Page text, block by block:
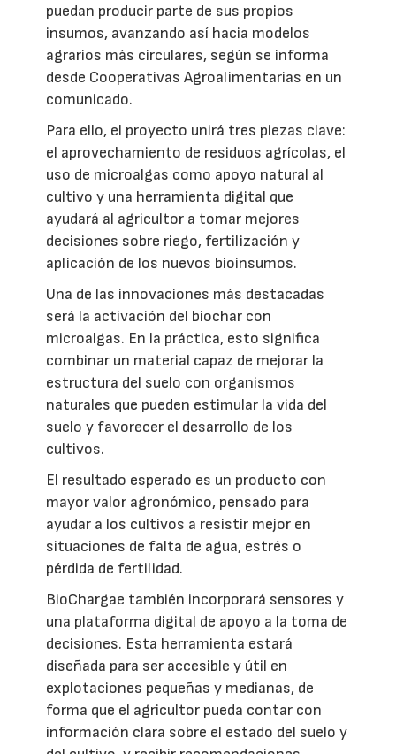
puedan producir parte de sus propios
insumos, avanzando así hacia modelos
agrarios más circulares, según se informa
desde Cooperativas Agroalimentarias en un
comunicado.
Para ello, el proyecto unirá tres piezas clave:
el aprovechamiento de residuos agrícolas, el
uso de microalgas como apoyo natural al
cultivo y una herramienta digital que
ayudará al agricultor a tomar mejores
decisiones sobre riego, fertilización y
aplicación de los nuevos bioinsumos.
Una de las innovaciones más destacadas
será la activación del biochar con
microalgas. En la práctica, esto significa
combinar un material capaz de mejorar la
estructura del suelo con organismos
naturales que pueden estimular la vida del
suelo y favorecer el desarrollo de los
cultivos.
El resultado esperado es un producto con
mayor valor agronómico, pensado para
ayudar a los cultivos a resistir mejor en
situaciones de falta de agua, estrés o
pérdida de fertilidad.
BioChargae también incorporará sensores y
una plataforma digital de apoyo a la toma de
decisiones. Esta herramienta estará
diseñada para ser accesible y útil en
explotaciones pequeñas y medianas, de
forma que el agricultor pueda contar con
información clara sobre el estado del suelo y